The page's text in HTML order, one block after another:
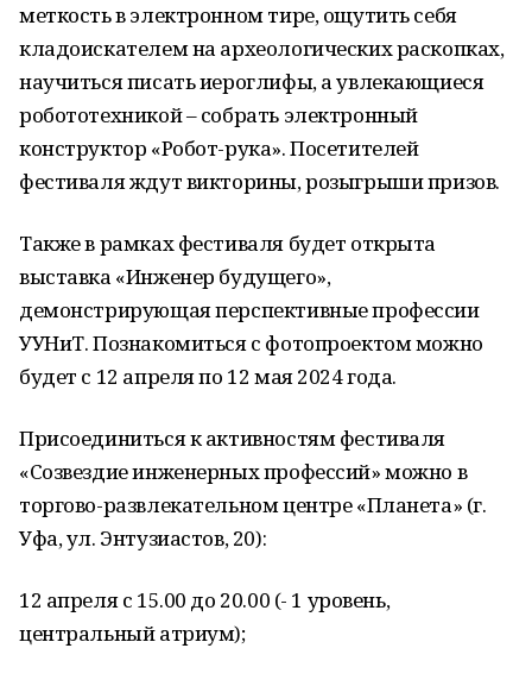
меткость в электронном тире, ощутить себя
кладоискателем на археологических раскопках,
научиться писать иероглифы, а увлекающиеся
робототехникой – собрать электронный
конструктор «Робот-рука». Посетителей
фестиваля ждут викторины, розыгрыши призов.
Также в рамках фестиваля будет открыта
выставка «Инженер будущего»,
демонстрирующая перспективные профессии
УУНиТ. Познакомиться с фотопроектом можно
будет с 12 апреля по 12 мая 2024 года.
Присоединиться к активностям фестиваля
«Созвездие инженерных профессий» можно в
торгово-развлекательном центре «Планета» (г.
Уфа, ул. Энтузиастов, 20):
12 апреля с 15.00 до 20.00 (- 1 уровень,
центральный атриум);